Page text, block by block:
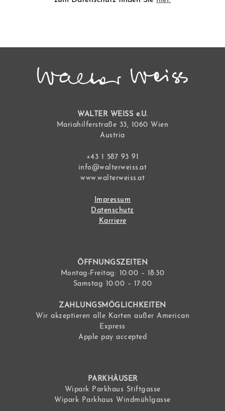
WALTER WEISS e.U.
Mariahilferstraße 33, 1060 Wien
Austria
+43 1 587 93 91
info@walterweiss.at
www.walterweiss.at
Impressum
Datenschutz
Karriere
ÖFFNUNGSZEITEN
Montag-Freitag: 10:00 – 18:30
Samstag 10:00 – 17:00
ZAHLUNGSMÖGLICHKEITEN
Wir akzeptieren alle Karten außer American
Express
Apple pay accepted
PARKHÄUSER
Wipark Parkhaus Stiftgasse
Wipark Parkhaus Windmühlgasse